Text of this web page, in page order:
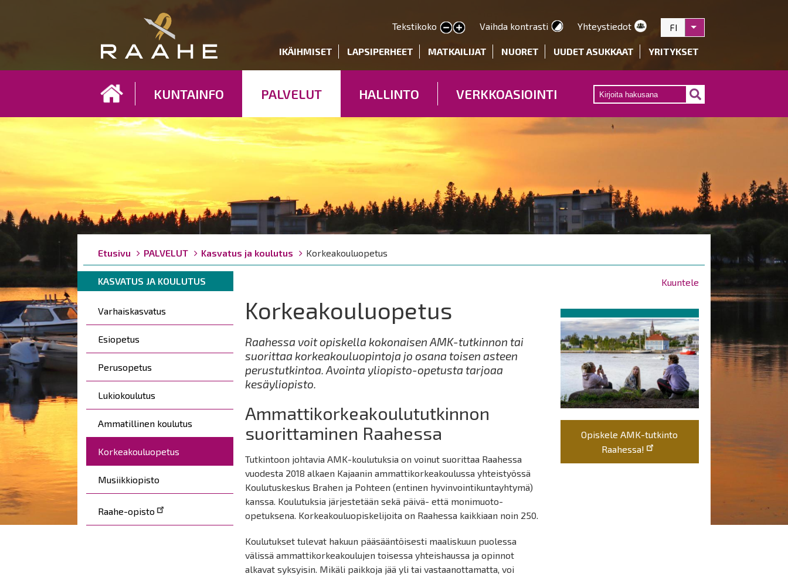
pääsisältöön
Tekstikoko
Pienennä tekstin kokoa
Suurenna tekstin kokoa Vaihda kontrasti Yhteystiedot FI Listaa lisätoiminnot
Kohderyhmät
IKÄIHMISET LAPSIPERHEET MATKAILIJAT NUORET UUDET ASUKKAAT YRITYKSET
KUNTAINFO PALVELUT HALLINTO VERKKOASIOINTI
Breadcrumbs
You
are
here:
Etusivu PALVELUT Kasvatus ja koulutus Korkeakouluopetus
Breadcrumbs
are
here:
KASVATUS JA KOULUTUS Kuuntele
Päävalikko
Varhaiskasvatus
Esiopetus
Perusopetus
Lukiokoulutus
Ammatillinen koulutus
Korkeakouluopetus
Musiikkiopisto
Raahe-opisto
Korkeakouluopetus
Raahessa voit opiskella kokonaisen AMK-tutkinnon tai
suorittaa korkeakouluopintoja jo osana toisen asteen
perustutkintoa. Avointa yliopisto-opetusta tarjoaa
kesäyliopisto.
Ammattikorkeakoulututkinnon
suorittaminen Raahessa
Tutkintoon johtavia AMK-koulutuksia on voinut suorittaa Raahessa
vuodesta 2018 alkaen Kajaanin ammattikorkeakoulussa yhteistyössä
Koulutuskeskus Brahen ja Pohteen (entinen hyvinvointikuntayhtymä)
kanssa. Koulutuksia järjestetään sekä päivä- että monimuoto-
opetuksena. Korkeakouluopiskelijoita on Raahessa kaikkiaan noin 250.
Koulutukset tulevat hakuun pääsääntöisesti maaliskuun puolessa
välissä ammattikorkeakoulujen toisessa yhteishaussa ja opinnot
alkavat syksyisin. Mikäli paikkoja jää yli tai vastaanottamatta, voi
Opiskele AMK-tutkinto
Raahessa!